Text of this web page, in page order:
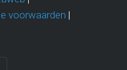
voorwaarden |